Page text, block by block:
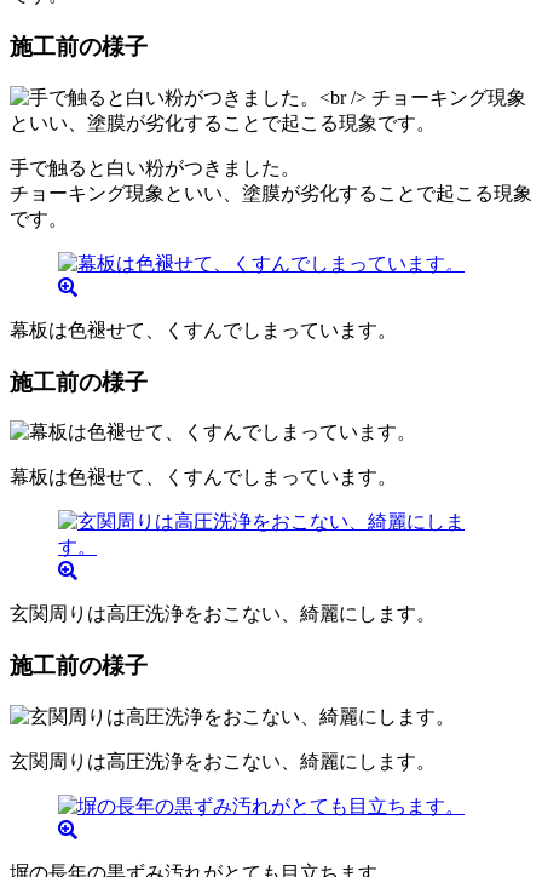
施工前の様子
手で触ると白い粉がつきました。
チョーキング現象といい、塗膜が劣化することで起こる現象
です。
幕板は色褪せて、くすんでしまっています。
施工前の様子
幕板は色褪せて、くすんでしまっています。
玄関周りは高圧洗浄をおこない、綺麗にします。
施工前の様子
玄関周りは高圧洗浄をおこない、綺麗にします。
塀の長年の黒ずみ汚れがとても目立ちます。